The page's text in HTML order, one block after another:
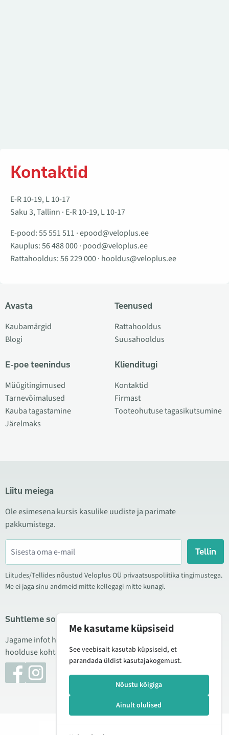
Kontaktid
E-R 10-19, L 10-17
Saku 3, Tallinn · E-R 10-19, L 10-17
E-pood:55 551 511 ·epood@veloplus.ee
Kauplus:56 488 000· pood@veloplus.ee
Rattahooldus:56 229 000· hooldus@veloplus.ee
Avasta
Kaubamärgid
Blogi
E-poe teenindus
Müügitingimused
Tarnevõimalused
Kauba tagastamine
Järelmaks
Teenused
Rattahooldus
Suusahooldus
Klienditugi
Kontaktid
Firmast
Tooteohutuse tagasikutsumine
Liitu meiega
Ole esimesena kursis kasulike uudiste ja parimate
pakkumistega.
Tellin
Liitudes/Tellides nõustud Veloplus OÜ privaatsuspoliitika tingimustega.
Me ei jaga sinu andmeid mitte kellegagi mitte kunagi.
Suhtleme sotsiaalmeedias
Jagame infot hea hinna kampaaniate, uute toodete ning
hoolduse kohta. Mõnikord teeme ka tooteülevaateid.
Me kasutame küpsiseid
See veebisait kasutab küpsiseid, et
parandada üldist kasutajakogemust.
Nõustu kõigiga
Ainult olulised